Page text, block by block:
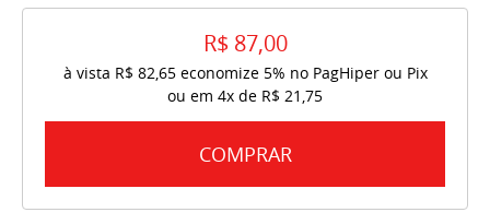
R$ 87,00
à vista R$ 82,65economize 5% no PagHiper ou Pix
ou em 4x de R$ 21,75
COMPRAR